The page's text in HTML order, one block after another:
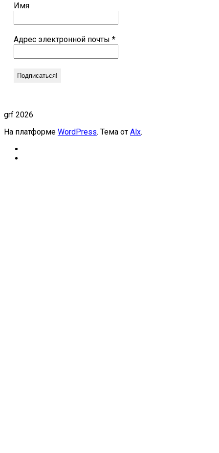
Имя
Адрес электронной почты *
grf 2026
На платформе WordPress. Тема от Alx.